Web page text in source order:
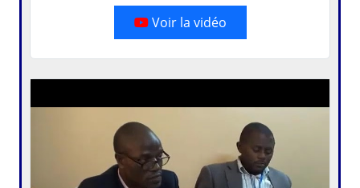
Voir la vidéo